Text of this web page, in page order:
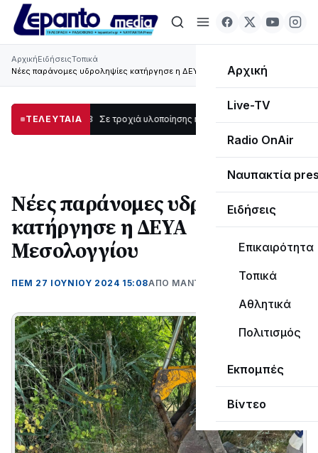
Αρχική
Live-TV
Radio OnAir
Ναυπακτία
Ειδήσεις
Επικαιρότητα
Τοπικά
Αθλητικά
Πολιτισμός
Εκπομπές
Βίντεο
ΑρχικήΕιδήσειςΤοπικά
Νέες παράνομες υδροληψίες κατήργησε η ΔΕΥΑ Μεσολογγίου
ΤΕΛΕΥΤΑΙΑ
12:08 Σε τροχιά υλοποίησης η Παράκαμψη του Κέντρου της
Νέες παράνομες υδροληψίες
κατήργησε η ΔΕΥΑ
Μεσολογγίου
ΠΕΜ 27 ΙΟΥΝΊΟΥ 2024 15:08ΑΠΌ ΜΑΝΤΩ ΚΑΠΕΝΤΖΩΝΗ